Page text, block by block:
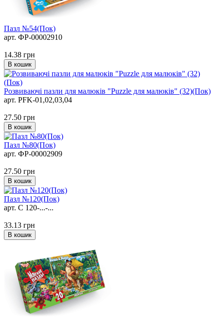
Пазл №54(Пок)
арт. ФР-00002910
14.38 грн
В кошик
Розвиваючі пазли для малюків "Puzzle для малюків" (32)(Пок)
арт. PFK-01,02,03,04
27.50 грн
В кошик
Пазл №80(Пок)
арт. ФР-00002909
27.50 грн
В кошик
Пазл №120(Пок)
арт. C 120-...-...
33.13 грн
В кошик